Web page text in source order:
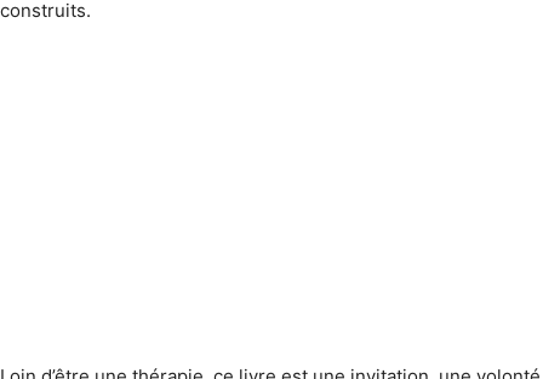
construits.